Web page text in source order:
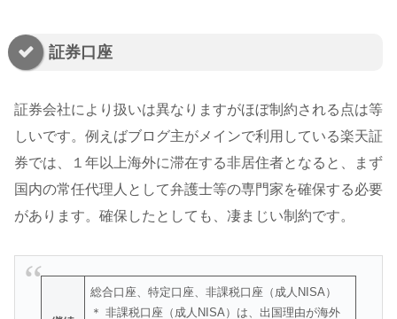
証券口座
証券会社により扱いは異なりますがほぼ制約される点は等
しいです。例えばブログ主がメインで利用している楽天証
券では、１年以上海外に滞在する非居住者となると、まず
国内の常任代理人として弁護士等の専門家を確保する必要
があります。確保したとしても、凄まじい制約です。
総合口座、特定口座、非課税口座（成人NISA）
＊ 非課税口座（成人NISA）は、出国理由が海外